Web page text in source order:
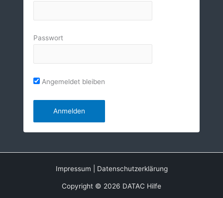
Passwort
Angemeldet bleiben
Impressum Datenschutzerklärung
Copyright © 2026 DATAC Hilfe